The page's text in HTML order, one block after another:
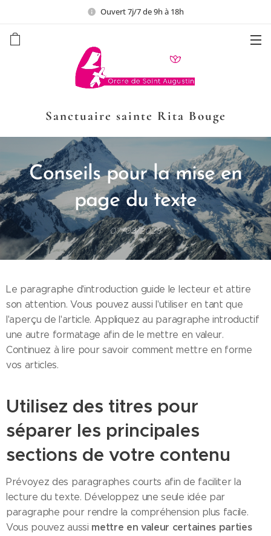
Ouvert 7j/7 de 9h à 18h
Sanctuaire sainte Rita Bouge
Conseils pour la mise en
page du texte
07/03/2023
Le paragraphe d'introduction guide le lecteur et attire
son attention. Vous pouvez aussi l'utiliser en tant que
l'aperçu de l'article. Appliquez au paragraphe introductif
une autre formatage afin de le mettre en valeur.
Continuez à lire pour savoir comment mettre en forme
vos articles.
Utilisez des titres pour
séparer les principales
sections de votre contenu
Prévoyez des paragraphes courts afin de faciliter la
lecture du texte. Développez une seule idée par
paragraphe pour rendre la compréhension plus facile.
Vous pouvez aussi mettre en valeur certaines parties